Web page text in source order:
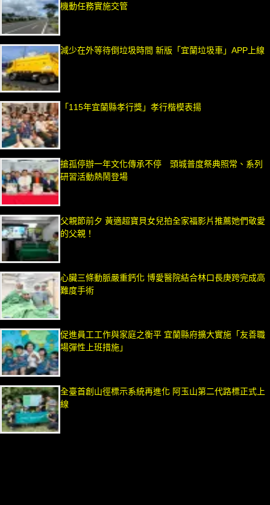
機動任務實施交管
減少在外等待倒垃圾時間 新版「宜蘭垃圾車」APP上線
「115年宜蘭縣孝行獎」孝行楷模表揚
搶孤停辦一年文化傳承不停 頭城普度祭典照常、系列
研習活動熱鬧登場
父親節前夕 黃適超寶貝女兒拍全家福影片推薦她們敬愛
的父親！
心臟三條動脈嚴重鈣化 博愛醫院結合林口長庚跨完成高
難度手術
促進員工工作與家庭之衡平 宜蘭縣府擴大實施「友善職
場彈性上班措施」
全臺首創山徑標示系統再進化 阿玉山第二代路標正式上
線